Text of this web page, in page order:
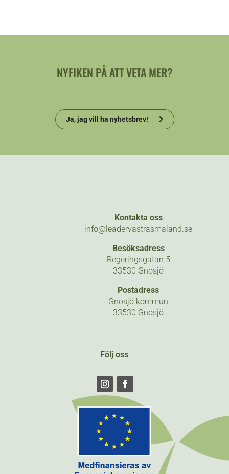
NYFIKEN PÅ ATT VETA MER?
Ja, jag vill ha nyhetsbrev!
Kontakta oss
info@leadervastrasmaland.se
Besöksadress
Regeringsgatan 5
33530 Gnosjö
Postadress
Gnosjö kommun
33530 Gnosjö
Följ oss
Följ Följ